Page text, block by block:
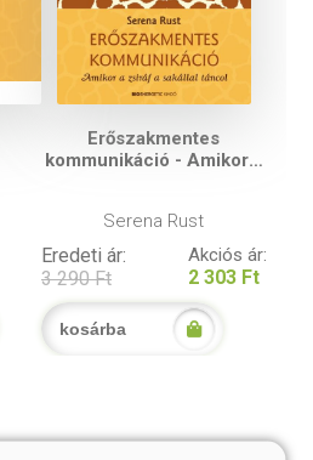
Erőszakmentes
kommunikáció - Amikor a
Serena Rust
Eredeti ár:
3 290 Ft
Akciós ár:
2 303 Ft
kosárba